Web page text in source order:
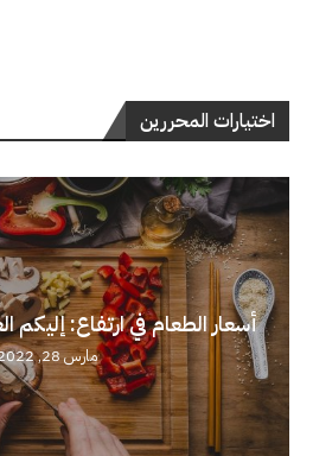
اختيارات المحررين
أسعار الطعام في ارتفاع: إليكم
مارس 28, 2022